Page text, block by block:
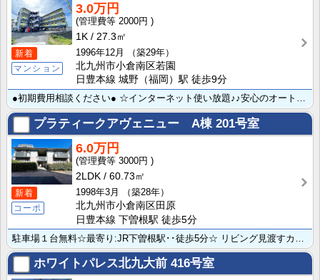
新着
マンション
3.0万円
2000円
1K
27.3㎡
1996年12月
（築29年）
北九州市小倉南区若園
日豊本線 城野（福岡）駅 徒歩9分
●初期費用相談ください● ☆インターネット使い放題♪♪安心のオートロック付きで女性も安心ですね☆ペッ･･･
プラティークアヴェニュー A棟201号室
新着
コーポ
6.0万円
3000円
2LDK
60.73㎡
1998年3月
（築28年）
北九州市小倉南区田原
日豊本線 下曽根駅 徒歩5分
ホワイトパレス北九大前 416号室